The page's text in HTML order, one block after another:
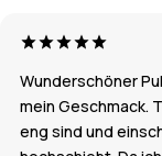
Wunderschöner
mein Geschmack.
eng sind und